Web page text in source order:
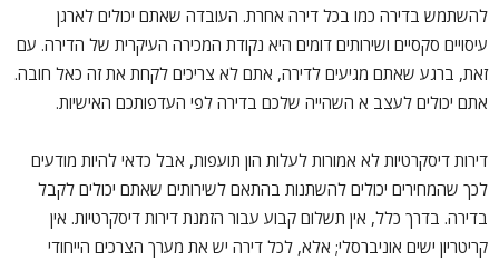
להשתמש בדירה כמו בכל דירה אחרת. העובדה שאתם יכולים לארגן
עיסויים סקסיים ושירותים דומים היא נקודת המכירה העיקרית של הדירה. עם
זאת, ברגע שאתם מגיעים לדירה, אתם לא צריכים לקחת את זה כאל חובה.
אתם יכולים לעצב א השהייה שלכם בדירה לפי העדפותכם האישיות.
דירות דיסקרטיות לא אמורות לעלות הון תועפות, אבל כדאי להיות מודעים
לכך שהמחירים יכולים להשתנות בהתאם לשירותים שאתם יכולים לקבל
בדירה. בדרך כלל, אין תשלום קבוע עבור הזמנת דירות דיסקרטיות. אין
קריטריון ישים אוניברסלי; אלא, לכל דירה יש את מערך הצרכים הייחודי